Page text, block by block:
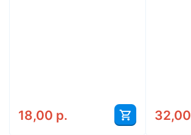
18,00 р. 32,00